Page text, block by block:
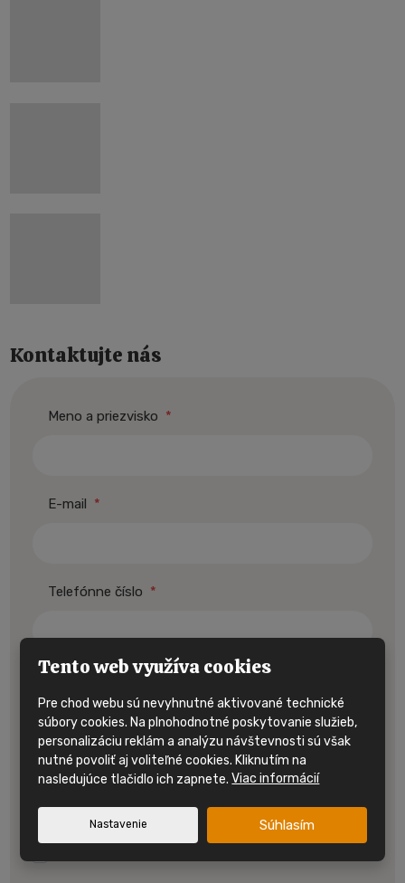
Kontaktujte nás
Meno a priezvisko *
E-mail *
Telefónne číslo *
Tento web využíva cookies
Pre chod webu sú nevyhnutné aktivované technické
súbory cookies. Na plnohodnotné poskytovanie služieb,
personalizáciu reklám a analýzu návštevnosti sú však
nutné povoliť aj voliteľné cookies. Kliknutím na
nasledujúce tlačidlo ich zapnete.Viac informácií
Nastavenie Súhlasím